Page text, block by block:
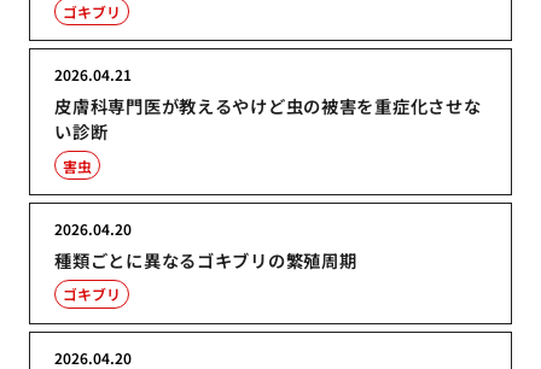
ゴキブリ
皮膚科専門医が教えるやけど虫の被害を重症化させな
い診断
2026.04.21
害虫
種類ごとに異なるゴキブリの繁殖周期
2026.04.20
ゴキブリ
2026.04.20